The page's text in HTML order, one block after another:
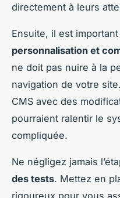
directement à leurs
Ensuite, il est important
personnalisation et
ne doit pas nuire à la
navigation de votre
CMS avec des
pourraient ralentir le
compliquée.
Ne négligez jamais
des tests. Mettez en
rigoureux pour vous